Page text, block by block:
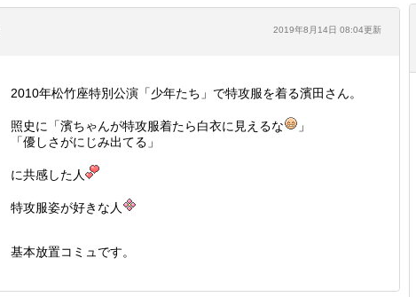
2019年8月14日 08:04更新
2010年松竹座特別公演「少年たち」で特攻服を着る濱田さん。
照史に「濱ちゃんが特攻服着たら白衣に見えるな
」
「優しさがにじみ出てる」
に共感した人
特攻服姿が好きな人
基本放置コミュです。